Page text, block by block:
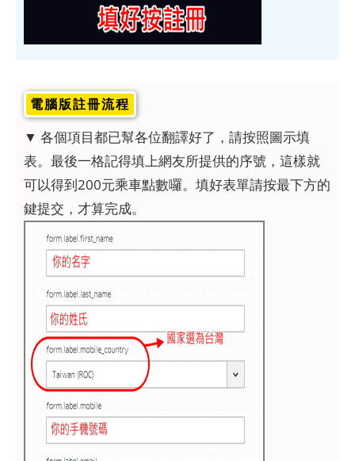
電腦版註冊流程
▼ 各個項目都已幫各位翻譯好了，請按照圖示填
表。最後一格記得填上網友所提供的序號，這樣就
可以得到200元乘車點數囉。填好表單請按最下方的
鍵提交，才算完成。